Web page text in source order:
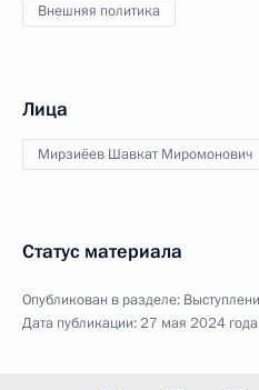
Внешняя политика
Лица
Мирзиёев Шавкат Миромонович
Статус материала
Опубликован в разделе:
Дата публикации:27 мая 2024